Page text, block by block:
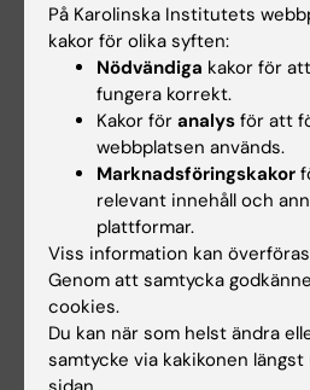
Lokalbokning
Bokningsbara lokaler på
Bokningsbara lokaler på
Hade du nytta av
Yes
No
Innehållsgranskare:
På Karolinska Institutets
kakor för olika syften:
Nödvändiga kakor för
fungera korrekt.
Kakor för analys för att
webbplatsen används.
Marknadsföringskakor
relevant innehåll och
plattformar.
Viss information kan
Genom att samtycka
cookies.
Du kan när som helst ändra
samtycke via kakikonen